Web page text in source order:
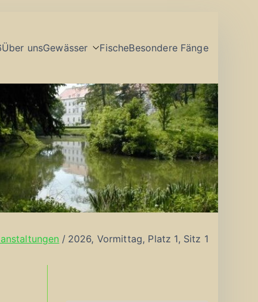
Über unsGewässer FischeBesondere Fänge
2026, Vormittag, Platz 1, Sitz 1